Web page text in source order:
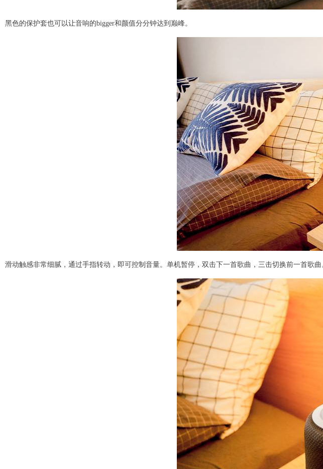
黑色的保护套也可以让音响的bigger和颜值分分钟达到巅峰。
滑动触感非常细腻，通过手指转动，即可控制音量。单机暂停，双击下一首歌曲，三击切换前一首歌曲